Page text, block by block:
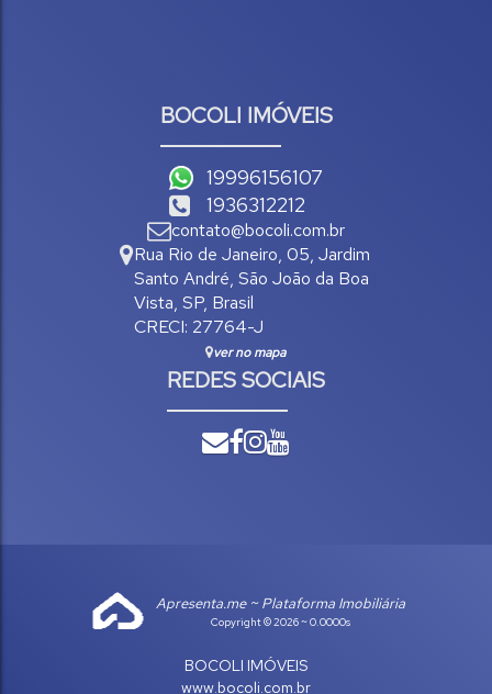
BOCOLI IMÓVEIS
19996156107
1936312212
contato@bocoli.com.br
Rua Rio de Janeiro, 05, Jardim
Santo André, São João da Boa
Vista, SP, Brasil
CRECI: 27764-J
ver no mapa
REDES SOCIAIS
Apresenta.me ~ Plataforma Imobiliária
Copyright © 2026 ~ 0.0000s
BOCOLI IMÓVEIS
www.bocoli.com.br